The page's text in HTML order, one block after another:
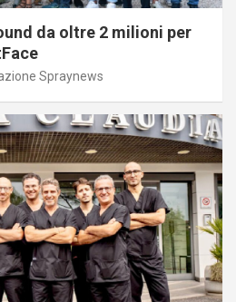
da oltre 2 milioni per
Spraynews